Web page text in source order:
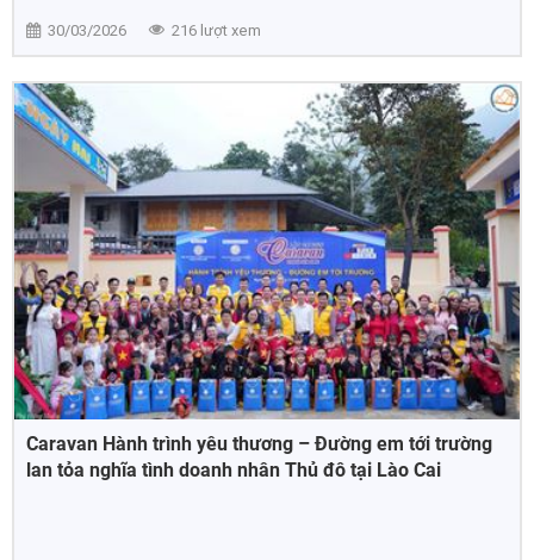
30/03/2026 216 lượt xem
Caravan Hành trình yêu thương – Đường em tới trường
lan tỏa nghĩa tình doanh nhân Thủ đô tại Lào Cai